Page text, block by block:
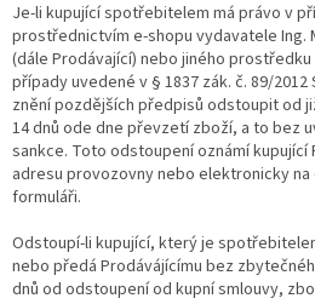
Je-li kupující spotřebitelem má právo v
prostřednictvím e-shopu vydavatele Ing.
(dále Prodávající) nebo jiného
případy uvedené v § 1837 zák. č. 89/
znění pozdějších předpisů odstoupit od
14 dnů ode dne převzetí zboží, a to bez
sankce. Toto odstoupení oznámí kupující
adresu provozovny nebo elektronicky
formuláři.
Odstoupí-li kupující, který je
nebo předá Prodávájícímu bez
dnů od odstoupení od kupní smlouvy,